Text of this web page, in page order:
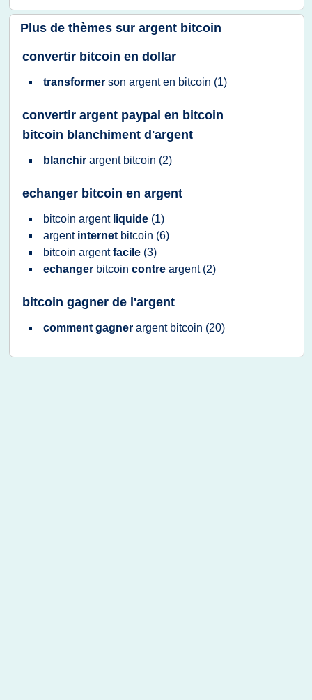
Plus de thèmes sur argent bitcoin
convertir bitcoin en dollar
transformer son argenten bitcoin (1)
convertir argent paypal en bitcoin
bitcoin blanchiment d'argent
blanchir argent bitcoin (2)
echanger bitcoin en argent
bitcoin argent liquide (1)
argent internet bitcoin (6)
bitcoin argentfacile (3)
echanger bitcoin contre argent (2)
bitcoin gagner de l'argent
comment gagner argent bitcoin (20)